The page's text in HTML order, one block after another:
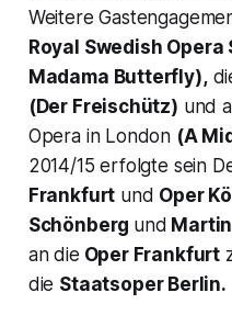
Weitere
Royal Swedish Opera
Madama Butterfly),
(Der Freischütz) und
Opera in London (A
2014/15 erfolgte sein
Frankfurt und Oper
Schönberg und Martin
an die Oper Frankfurt
die Staatsoper Berlin.